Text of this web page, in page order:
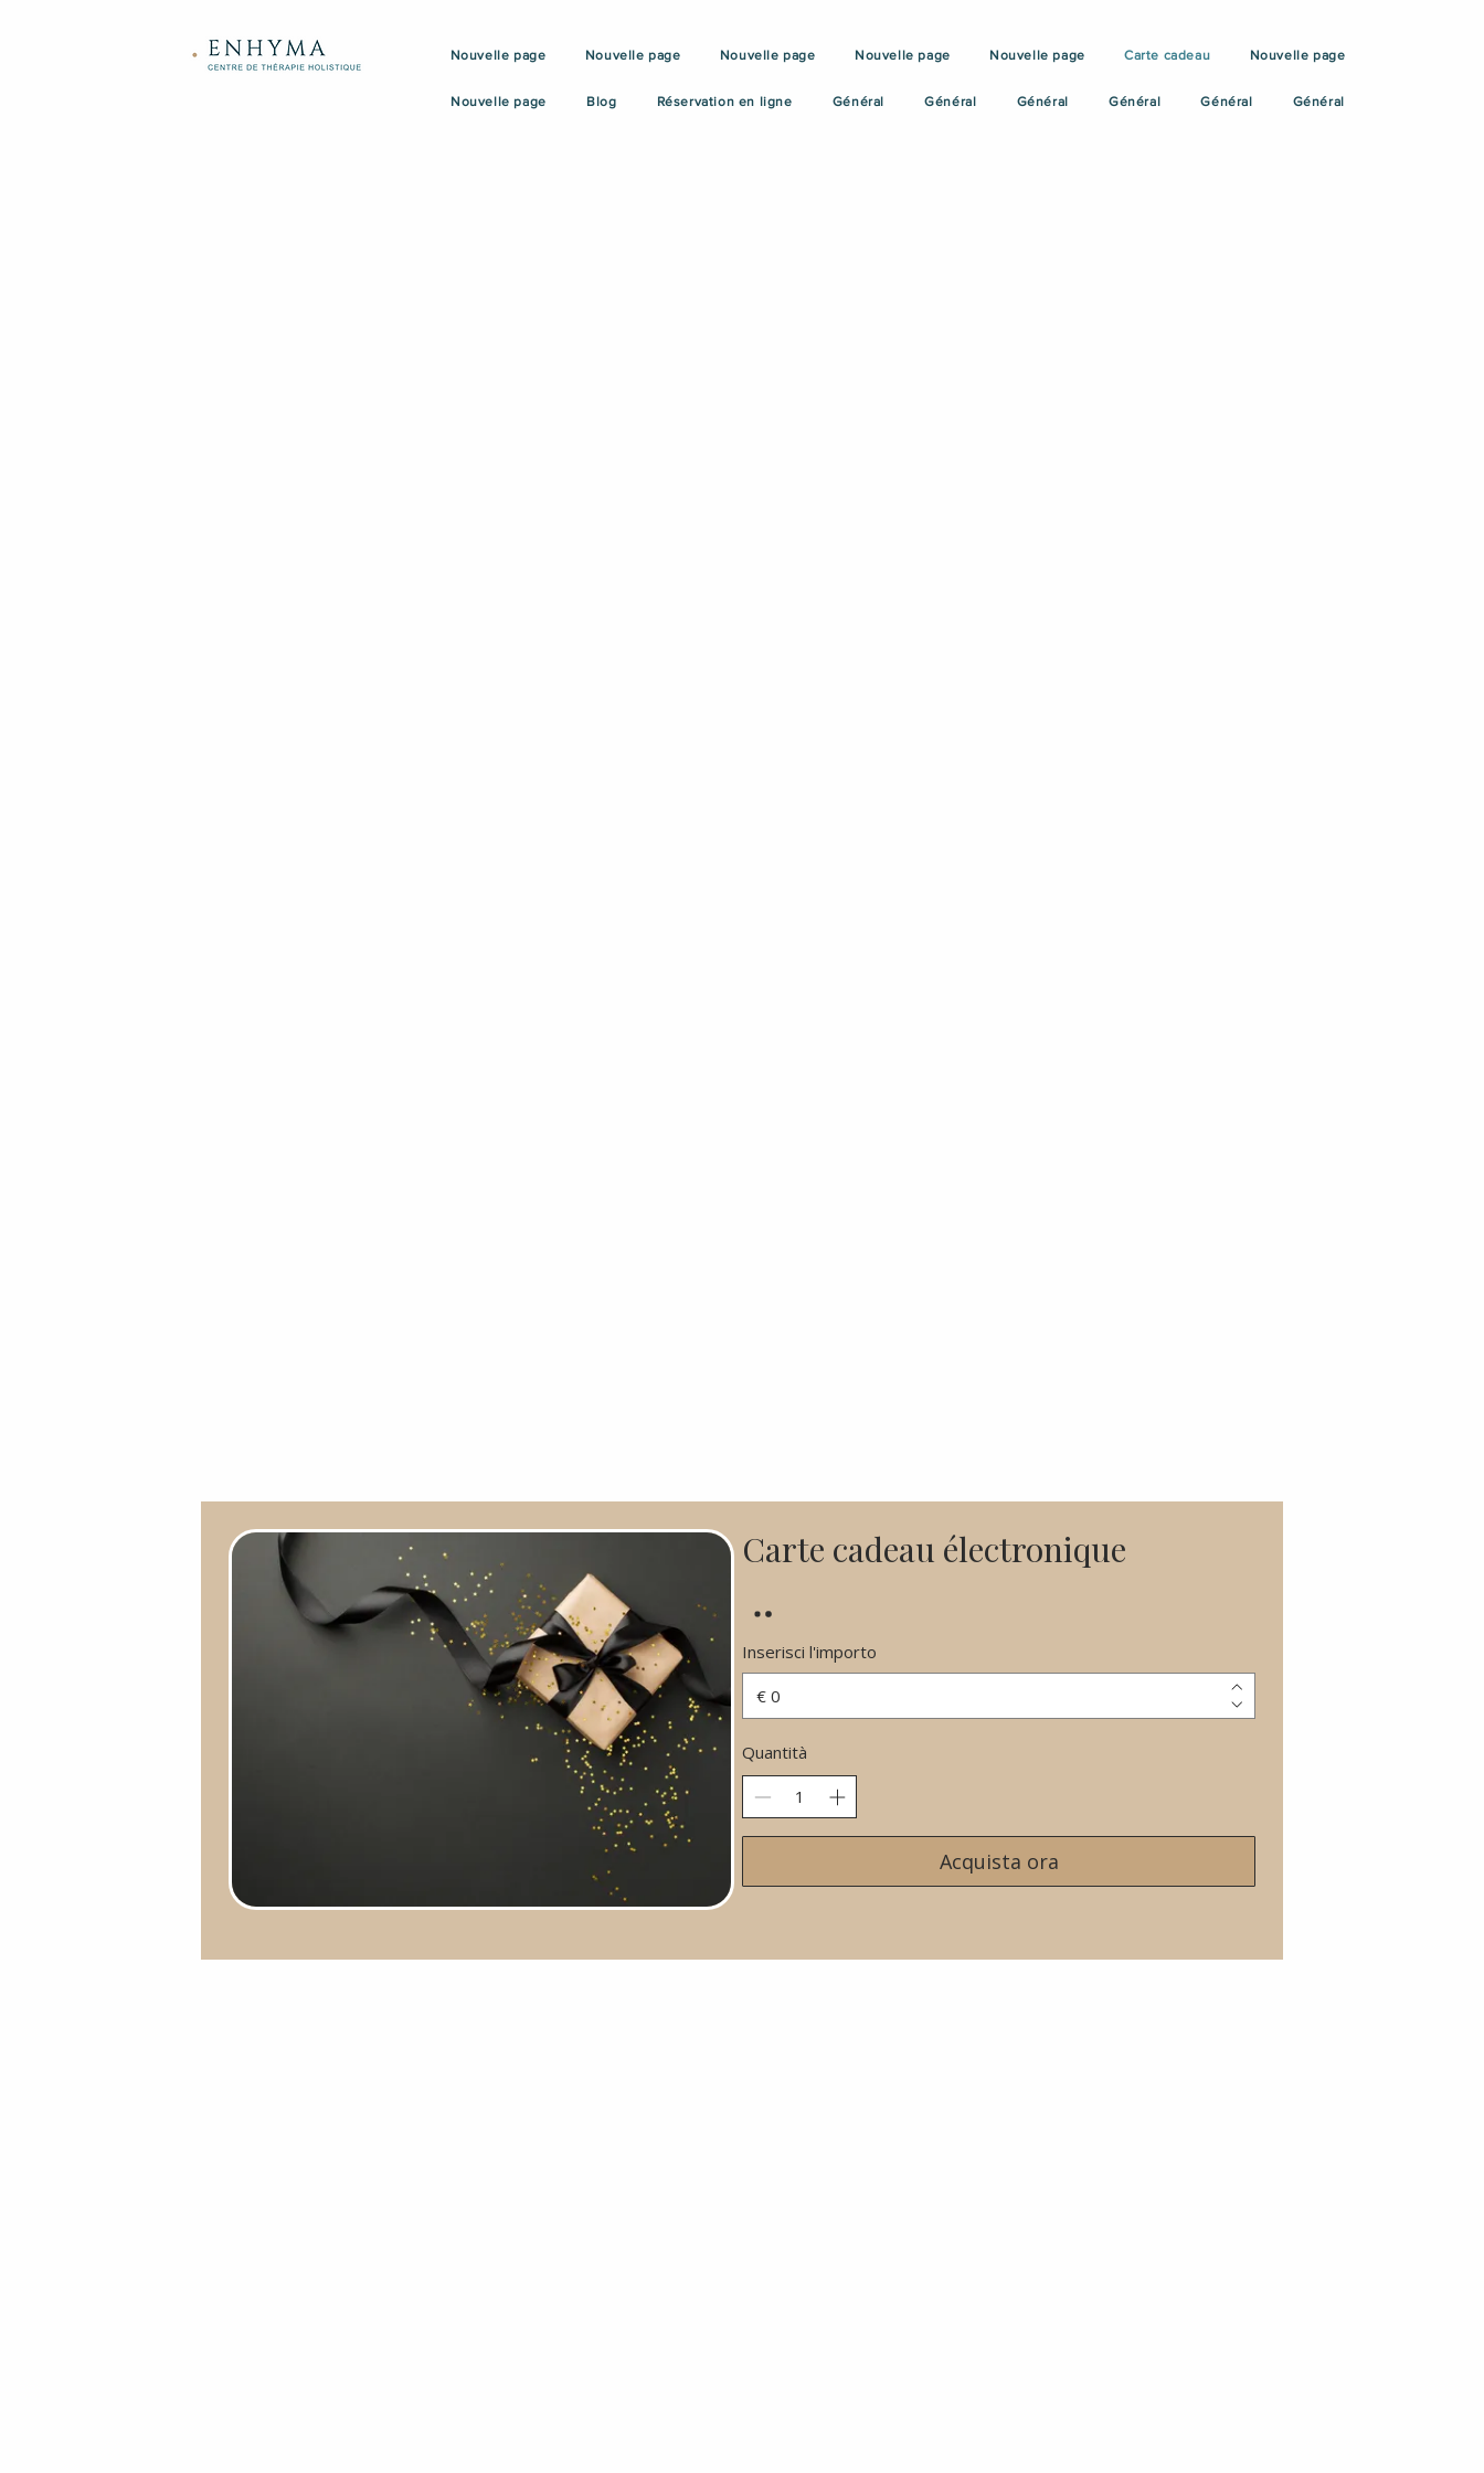
Nouvelle page Nouvelle page Nouvelle page Nouvelle page Nouvelle page Carte cadeau Nouvelle page
Nouvelle page Blog Réservation en ligne Général Général Général Général Général Général
Carte cadeau électronique
Inserisci l'importo
€
Quantità
Acquista ora